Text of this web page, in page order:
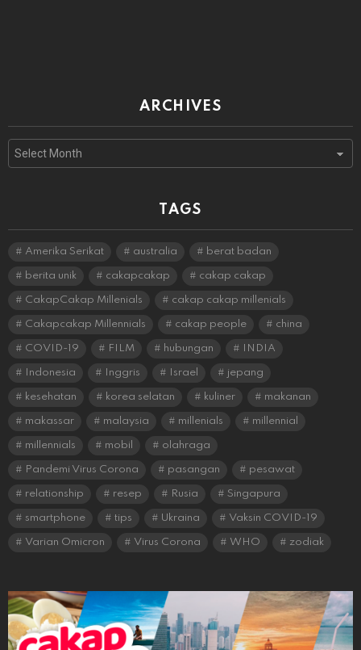
ARCHIVES
TAGS
Amerika Serikat australia berat badan
berita unik cakapcakap cakap cakap
CakapCakap Millenials cakap cakap millenials
Cakapcakap Millennials cakap people china
COVID-19 FILM hubungan INDIA
Indonesia Inggris Israel jepang
kesehatan korea selatan kuliner makanan
makassar malaysia millenials millennial
millennials mobil olahraga
Pandemi Virus Corona pasangan pesawat
relationship resep Rusia Singapura
smartphone tips Ukraina Vaksin COVID-19
Varian Omicron Virus Corona WHO zodiak